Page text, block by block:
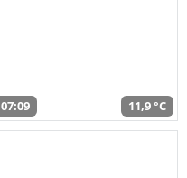
07:09 11,9 °C